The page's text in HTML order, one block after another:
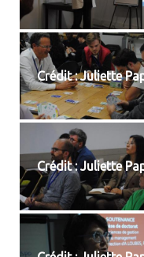
Crédit : Juliette
Crédit : Juliette